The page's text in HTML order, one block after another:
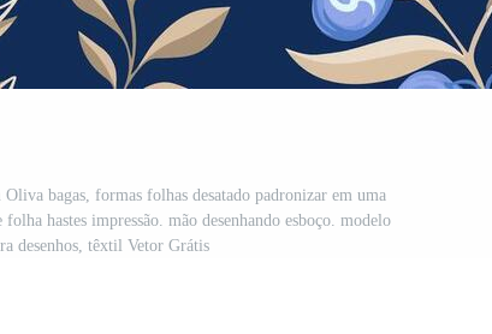
bagas, formas folhas desatado padronizar em uma
hastes impressão. mão desenhando esboço. modelo
desenhos, têxtil Vetor Grátis